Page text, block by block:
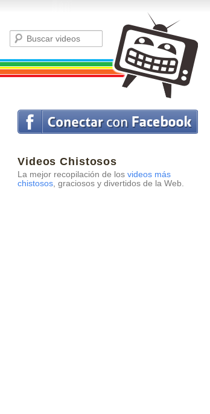
Videos Chistosos
La mejor recopilación de los videos más
chistosos, graciosos y divertidos de la Web.